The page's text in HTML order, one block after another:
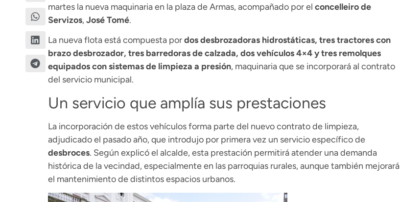
martes la nueva maquinaria en la plaza de Armas, acompañado por el concelleiro de
Servizos,José Tomé.
La nueva flota está compuesta pordos desbrozadoras hidrostáticas, tres tractores con
brazo desbrozador, tres barredoras de calzada, dos vehículos 4×4 y tres remolques
equipados con sistemas de limpieza a presión, maquinaria que se incorporará al contrato
del servicio municipal.
Un servicio que amplía sus prestaciones
La incorporación de estos vehículos forma parte del nuevo contrato de limpieza,
adjudicado el pasado año, que introdujo por primera vez un servicio específico de
desbroces. Según explicó el alcalde, esta prestación permitirá atender una demanda
histórica de la vecindad, especialmente en las parroquias rurales, aunque también mejorará
el mantenimiento de distintos espacios urbanos.